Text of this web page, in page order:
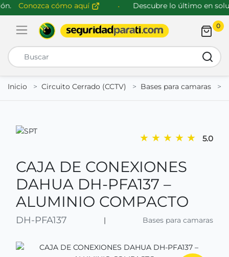
Conozca cómo aquí Descubre lo último en
Abrir menú de navegación
0
Inicio
Circuito Cerrado (CCTV) Bases para camaras
★ ★ ★ ★ ★ 5.0
CAJA DE CONEXIONES
DAHUA DH-PFA137 –
ALUMINIO COMPACTO
DH-PFA137 | Bases para camaras